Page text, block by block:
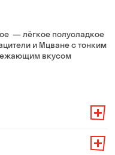
— лёгкое полусладкое
и Мцване с тонким
вкусом
— 200 грн
всего заказа: